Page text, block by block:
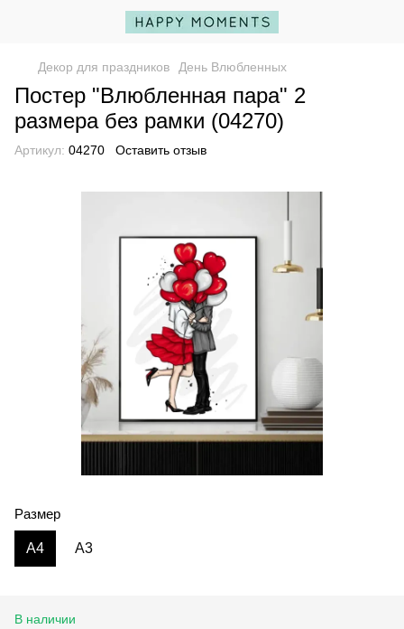
Декор для праздников День Влюбленных
Постер "Влюбленная пара" 2
размера без рамки (04270)
Артикул: 04270 Оставить отзыв
Размер
A4 А3
В наличии